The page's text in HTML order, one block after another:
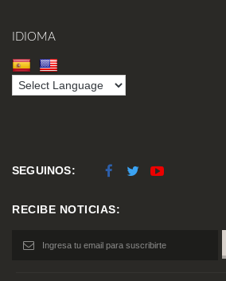
IDIOMA
SEGUINOS:
RECIBE NOTICIAS: